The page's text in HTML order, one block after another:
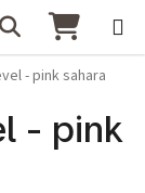
Hľadať
- pink sahara
- pink